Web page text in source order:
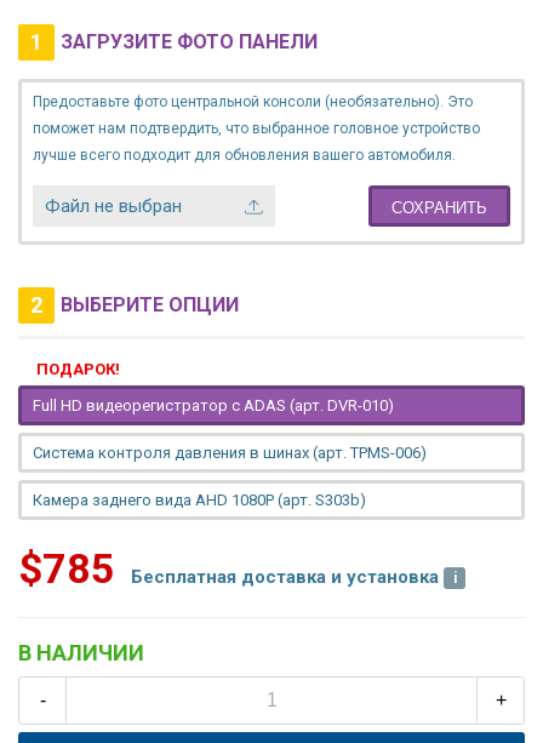
1 ЗАГРУЗИТЕ ФОТО ПАНЕЛИ
Предоставьте фото центральной консоли (необязательно). Это
поможет нам подтвердить, что выбранное головное устройство
лучше всего подходит для обновления вашего автомобиля.
Файл не выбран СОХРАНИТЬ
2 ВЫБЕРИТЕ ОПЦИИ
ПОДАРОК!
Full HD видеорегистратор с ADAS (арт. DVR-010)
Система контроля давления в шинах (арт. TPMS-006)
Камера заднего вида AHD 1080P (арт. S303b)
$785 Бесплатная доставка и установка
В НАЛИЧИИ
- +